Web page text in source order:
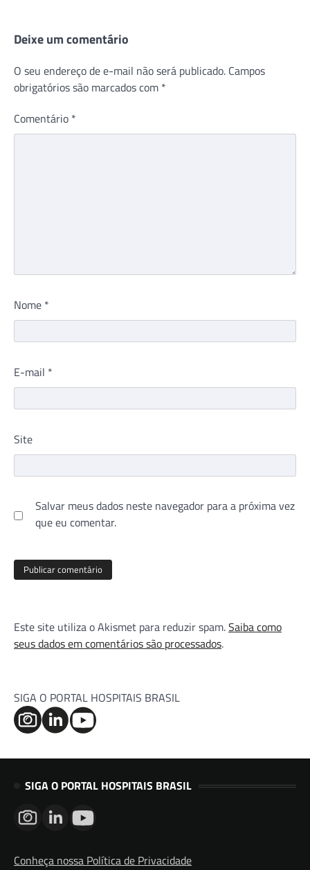
Deixe um comentário
O seu endereço de e-mail não será publicado. Campos
obrigatórios são marcados com *
Comentário *
Nome *
E-mail *
Site
Salvar meus dados neste navegador para a próxima vez
que eu comentar.
Este site utiliza o Akismet para reduzir spam.Saiba como
seus dados em comentários são processados.
SIGA O PORTAL HOSPITAIS BRASIL
SIGA O PORTAL HOSPITAIS BRASIL
Conheça nossa Política de Privacidade